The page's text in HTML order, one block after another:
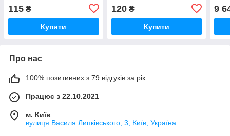
115 ₴
Купити
120₴
Купити
9
Про нас
100% позитивних з 79 відгуків за рік
Працює з 22.10.2021
м. Київ
вулиця Василя Липківського, 3, Київ, Україна